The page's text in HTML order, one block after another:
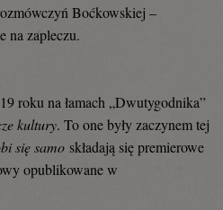
Boćkowskiej –
na zapleczu.
roku na łamach „Dwutygodnika”
kultury. To one były zaczynem tej
się samo składają się premierowe
opublikowane w